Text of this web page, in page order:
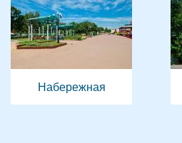
Набережная